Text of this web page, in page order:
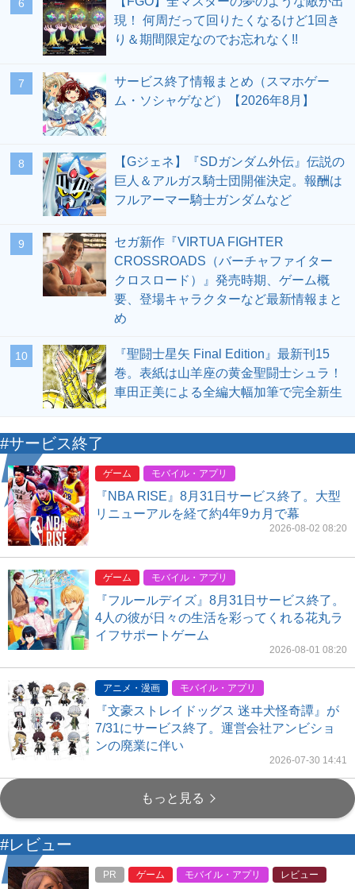
6
現！ 何周だって回りたくなるけど1回き
り＆期間限定なのでお忘れなく!!
7
サービス終了情報まとめ（スマホゲー
ム・ソシャゲなど）【2026年8月】
8
【Gジェネ】『SDガンダム外伝』伝説の
巨人＆アルガス騎士団開催決定。報酬は
フルアーマー騎士ガンダムなど
9
セガ新作『VIRTUA FIGHTER
CROSSROADS（バーチャファイター
クロスロード）』発売時期、ゲーム概
要、登場キャラクターなど最新情報まと
め
10
『聖闘士星矢 Final Edition』最新刊15
巻。表紙は山羊座の黄金聖闘士シュラ！
車田正美による全編大幅加筆で完全新生
#サービス終了
ゲーム モバイル・アプリ
『NBA RISE』8月31日サービス終了。大型
リニューアルを経て約4年9カ月で幕
2026-08-02 08:20
ゲーム モバイル・アプリ
『フルールデイズ』8月31日サービス終了。
4人の彼が日々の生活を彩ってくれる花丸ラ
イフサポートゲーム
2026-08-01 08:20
アニメ・漫画 モバイル・アプリ
『文豪ストレイドッグス 迷ヰ犬怪奇譚』が
7/31にサービス終了。運営会社アンビショ
ンの廃業に伴い
2026-07-30 14:41
もっと見る
#レビュー
PR ゲーム モバイル・アプリ レビュー